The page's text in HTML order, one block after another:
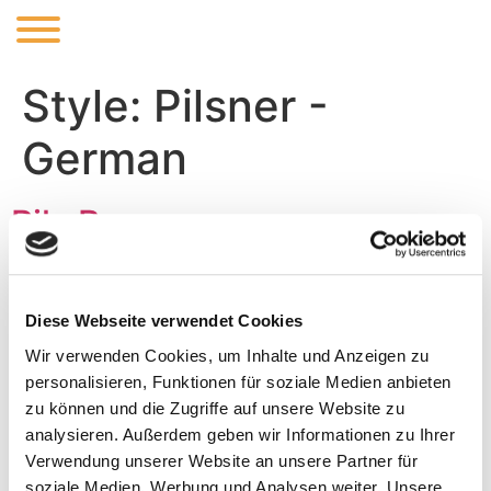
Diese Webseite verwendet Cookies
Wir verwenden Cookies, um Inhalte und Anzeigen zu
personalisieren, Funktionen für soziale Medien anbieten
zu können und die Zugriffe auf unsere Website zu
analysieren. Außerdem geben wir Informationen zu Ihrer
Verwendung unserer Website an unsere Partner für
soziale Medien, Werbung und Analysen weiter. Unsere
Style: Pilsner -
German
Pils Brosnan
Recipe Update 2021 This is our all year “ get drunk“
Citra, Mosaic ABV:4% IBU:25
Museum of Classic Beers
(Hallertauer Pils)
Classic German Pils, hopped with two varieties of